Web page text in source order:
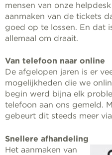
mensen van onze
aanmaken van de tickets
goed op te lossen. En dat
allemaal om draait.
Van telefoon naar online
De afgelopen jaren is er
mogelijkheden die we
begin werd bijna elk
telefoon aan ons gemeld.
gebeurt dit steeds meer
Snellere afhandeling
Het aanmaken van